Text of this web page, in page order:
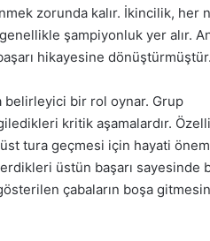
zorunda kalır. İkincilik, her
şampiyonluk yer alır.
hikayesine dönüştürmüştür.
belirleyici bir rol oynar. Grup
kritik aşamalardır.
tura geçmesi için hayati
üstün başarı sayesinde
çabaların boşa